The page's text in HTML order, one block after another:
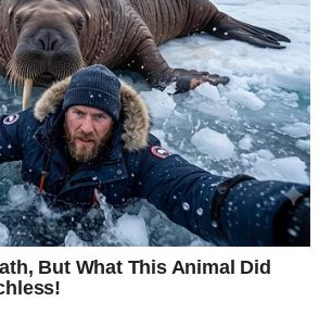
trenuci.
o onome što je moglo biti.
pažnje posvetite onome što tek dolazi.
dešava?